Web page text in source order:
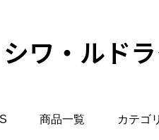
シワ・ルド
商品一覧 カテゴ